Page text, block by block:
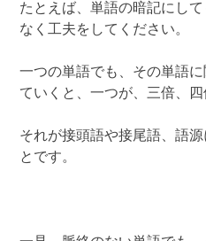
たとえば、単語の暗記にし
なく工夫をしてください。
一つの単語でも、その単語
ていくと、一つが、三倍、四
それが接頭語や接尾語、語
とです。